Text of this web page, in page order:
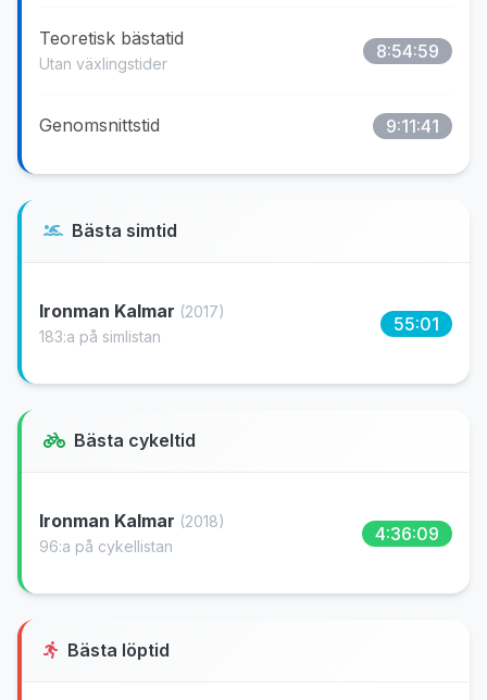
Teoretisk bästatid
Utan växlingstider
8:54:59
Genomsnittstid 9:11:41
Bästa simtid
Ironman Kalmar (2017)
183:a på simlistan
55:01
Bästa cykeltid
Ironman Kalmar (2018)
96:a på cykellistan
4:36:09
Bästa löptid